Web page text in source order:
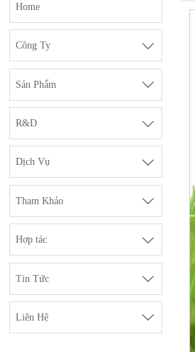
Home
Công Ty 
Sản Phẩm 
R&D 
Dịch Vụ 
Tham Khảo 
Hợp tác 
Tin Tức 
Liên Hệ 